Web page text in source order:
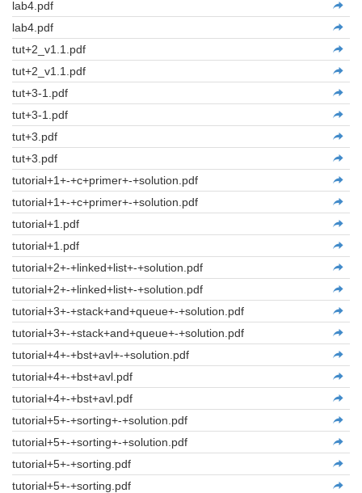
lab4.pdf
lab4.pdf
tut+2_v1.1.pdf
tut+2_v1.1.pdf
tut+3-1.pdf
tut+3-1.pdf
tut+3.pdf
tut+3.pdf
tutorial+1+-+c+primer+-+solution.pdf
tutorial+1+-+c+primer+-+solution.pdf
tutorial+1.pdf
tutorial+1.pdf
tutorial+2+-+linked+list+-+solution.pdf
tutorial+2+-+linked+list+-+solution.pdf
tutorial+3+-+stack+and+queue+-+solution.pdf
tutorial+3+-+stack+and+queue+-+solution.pdf
tutorial+4+-+bst+avl+-+solution.pdf
tutorial+4+-+bst+avl.pdf
tutorial+4+-+bst+avl.pdf
tutorial+5+-+sorting+-+solution.pdf
tutorial+5+-+sorting+-+solution.pdf
tutorial+5+-+sorting.pdf
tutorial+5+-+sorting.pdf